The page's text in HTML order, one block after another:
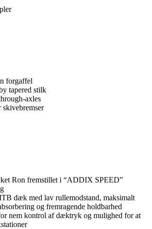
forgaffel
tapered stilk
axles
skivebremser
Ron fremstillet i “ADDIX SPEED”
dæk med lav rullemodstand, maksimalt
og fremragende holdbarhed
nem kontrol af dæktryk og mulighed for at